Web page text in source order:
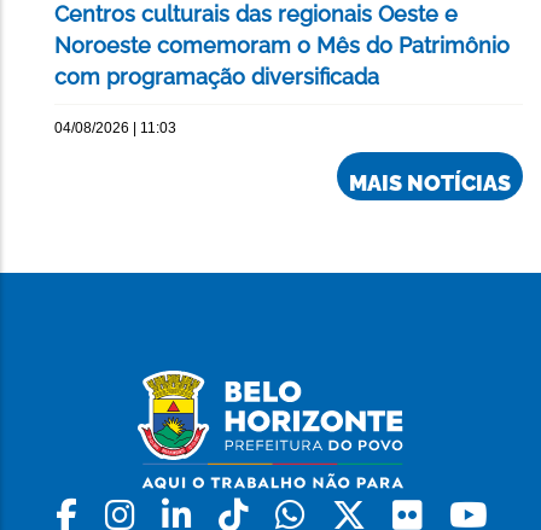
Centros culturais das regionais Oeste e
Noroeste comemoram o Mês do Patrimônio
com programação diversificada
04/08/2026 | 11:03
MAIS NOTÍCIAS
Facebook
Instagram
LinkedinTiktokWhatsapp
X Flickr